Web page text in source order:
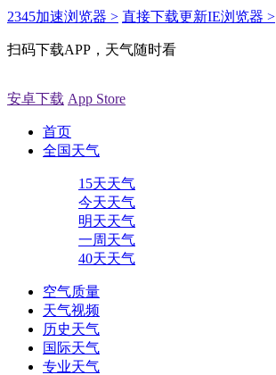
2345加速浏览器 > 直接下载更新IE浏览器 >
扫码下载APP，天气随时看
安卓下载 App Store
首页
全国天气
15天天气
今天天气
明天天气
一周天气
40天天气
空气质量
天气视频
历史天气
国际天气
专业天气